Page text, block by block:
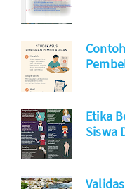
Etika
Siswa